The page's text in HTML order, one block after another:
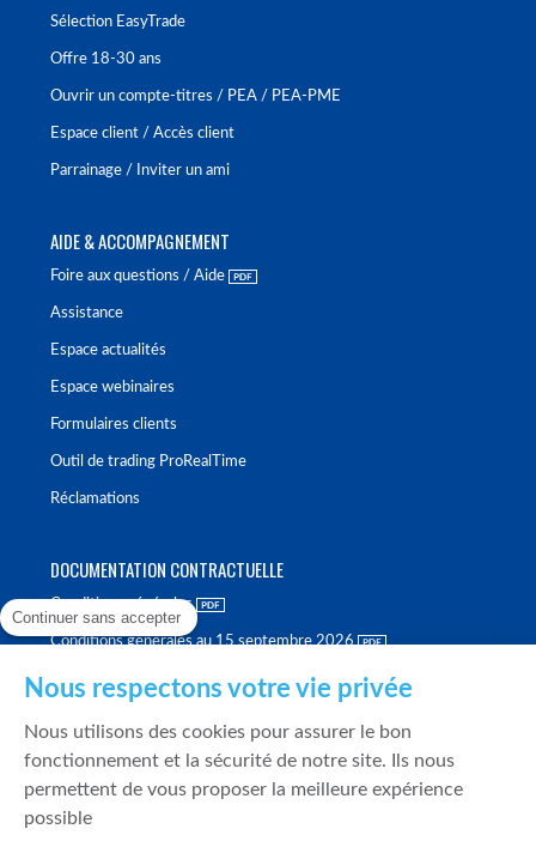
Sélection EasyTrade
Offre 18-30 ans
Ouvrir un compte-titres / PEA / PEA-PME
Espace client / Accès client
Parrainage / Inviter un ami
AIDE & ACCOMPAGNEMENT
Foire aux questions / Aide
Assistance
Espace actualités
Espace webinaires
Formulaires clients
Outil de trading ProRealTime
Réclamations
DOCUMENTATION CONTRACTUELLE
Conditions générales
Conditions générales au 15 septembre 2026
Politique de meilleure sélection
Politique de durabilité
Fonds de garantie des dépôts et de résolution
Continuer sans accepter
Nous respectons votre vie privée
Nous utilisons des cookies pour assurer le bon
fonctionnement et la sécurité de notre site. Ils nous
permettent de vous proposer la meilleure expérience
possible